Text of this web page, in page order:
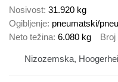
Nosivost 31.920 kg
Ogibljenje pneumatski/
Neto težina 6.080 kg Broj
Nizozemska,